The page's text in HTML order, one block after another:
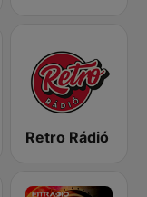
Retro Rádió